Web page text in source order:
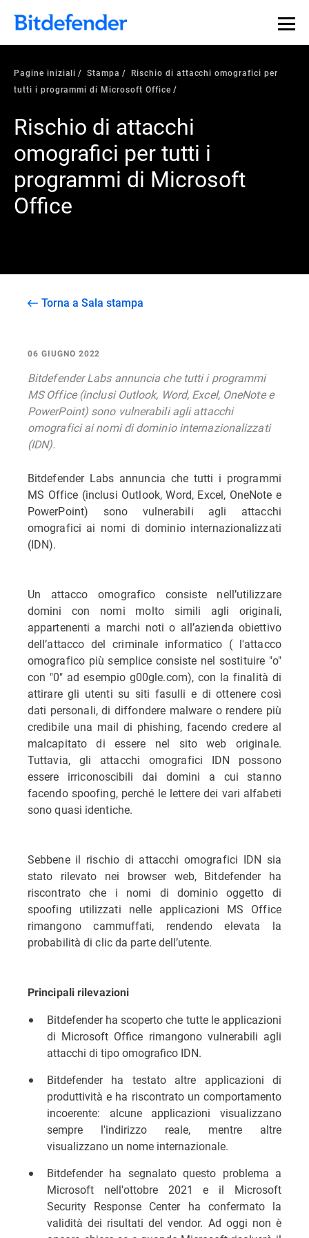
Pagine iniziali Stampa
Rischio di attacchi omografici per
tutti i programmi di Microsoft Office
Rischio di attacchi
omografici per tutti i
programmi di Microsoft
Office
Torna a Sala stampa
06 GIUGNO 2022
Bitdefender Labs annuncia che tutti i programmi
MS Office (inclusi Outlook, Word, Excel, OneNote e
PowerPoint) sono vulnerabili agli attacchi
omografici ai nomi di dominio internazionalizzati
(IDN).
Bitdefender Labs annuncia che tutti i programmi
MS Office (inclusi Outlook, Word, Excel, OneNote e
PowerPoint) sono vulnerabili agli attacchi
omografici ai nomi di dominio internazionalizzati
(IDN).
Un attacco omografico consiste nell’utilizzare
domini con nomi molto simili agli originali,
appartenenti a marchi noti o all’azienda obiettivo
dell’attacco del criminale informatico ( l'attacco
omografico più semplice consiste nel sostituire "o"
con "0" ad esempio g00gle.com), con la finalità di
attirare gli utenti su siti fasulli e di ottenere così
dati personali, di diffondere malware o rendere più
credibile una mail di phishing, facendo credere al
malcapitato di essere nel sito web originale.
Tuttavia, gli attacchi omografici IDN possono
essere irriconoscibili dai domini a cui stanno
facendo spoofing, perché le lettere dei vari alfabeti
sono quasi identiche.
Sebbene il rischio di attacchi omografici IDN sia
stato rilevato nei browser web, Bitdefender ha
riscontrato che i nomi di dominio oggetto di
spoofing utilizzati nelle applicazioni MS Office
rimangono cammuffati, rendendo elevata la
probabilità di clic da parte dell’utente.
Principali rilevazioni
Bitdefender ha scoperto che tutte le applicazioni
di Microsoft Office rimangono vulnerabili agli
attacchi di tipo omografico IDN.
Bitdefender ha testato altre applicazioni di
produttività e ha riscontrato un comportamento
incoerente: alcune applicazioni visualizzano
sempre l'indirizzo reale, mentre altre
visualizzano un nome internazionale.
Bitdefender ha segnalato questo problema a
Microsoft nell'ottobre 2021 e il Microsoft
Security Response Center ha confermato la
validità dei risultati del vendor. Ad oggi non è